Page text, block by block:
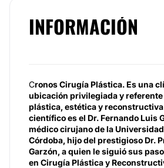
INFORMACIÓN
Cronos Cirugía Plástica. Es una
ubicación privilegiada y
plástica, estética y
científico es el Dr. Fernando Luis
médico cirujano de la
Córdoba, hijo del prestigioso Dr.
Garzón, a quien le siguió sus
en Cirugía Plástica y